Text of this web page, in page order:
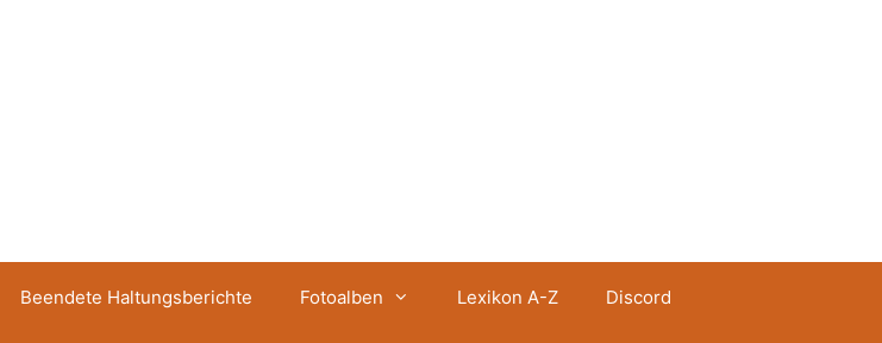
Beendete Haltungsberichte Fotoalben Lexikon A-Z Discord